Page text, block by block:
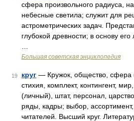
сфера произвольного радиуса,
небесные светила; служит для
астрометрических задач.
глубокой древности; в основу
Большая советская энциклопедия
19 круг — Кружок, общество, сфера
стихия, комплект, контингент,
(личный), штат, персонал,
ряды, кадры; выбор,
читателей. Высший круг.